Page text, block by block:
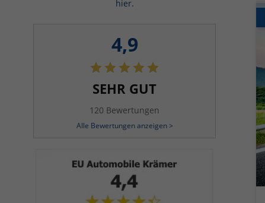
hier.
4,9
SEHR GUT
120 Bewertungen
Alle Bewertungen anzeigen >